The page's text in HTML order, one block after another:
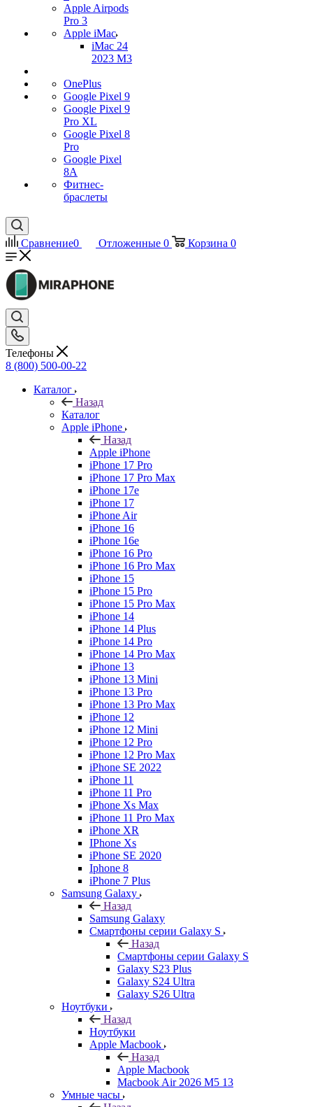
Apple Airpods
Pro 3
Apple iMac
iMac 24
2023 M3
OnePlus
Google Pixel 9
Google Pixel 9
Pro XL
Google Pixel 8
Pro
Google Pixel
8A
Фитнес-
браслеты
Сравнение0 Отложенные 0 Корзина 0
Телефоны
8 (800) 500-00-22
Каталог
Назад
Каталог
Apple iPhone
Назад
Apple iPhone
iPhone 17 Pro
iPhone 17 Pro Max
iPhone 17e
iPhone 17
iPhone Air
iPhone 16
iPhone 16e
iPhone 16 Pro
iPhone 16 Pro Max
iPhone 15
iPhone 15 Pro
iPhone 15 Pro Max
iPhone 14
iPhone 14 Plus
iPhone 14 Pro
iPhone 14 Pro Max
iPhone 13
iPhone 13 Mini
iPhone 13 Pro
iPhone 13 Pro Max
iPhone 12
iPhone 12 Mini
iPhone 12 Pro
iPhone 12 Pro Max
iPhone SE 2022
iPhone 11
iPhone 11 Pro
iPhone Xs Max
iPhone 11 Pro Max
iPhone XR
IPhone Xs
iPhone SE 2020
Iphone 8
iPhone 7 Plus
Samsung Galaxy
Назад
Samsung Galaxy
Смартфоны серии Galaxy S
Назад
Смартфоны серии Galaxy S
Galaxy S23 Plus
Galaxy S24 Ultra
Galaxy S26 Ultra
Ноутбуки
Назад
Ноутбуки
Apple Macbook
Назад
Apple Macbook
Macbook Air 2026 M5 13
Умные часы